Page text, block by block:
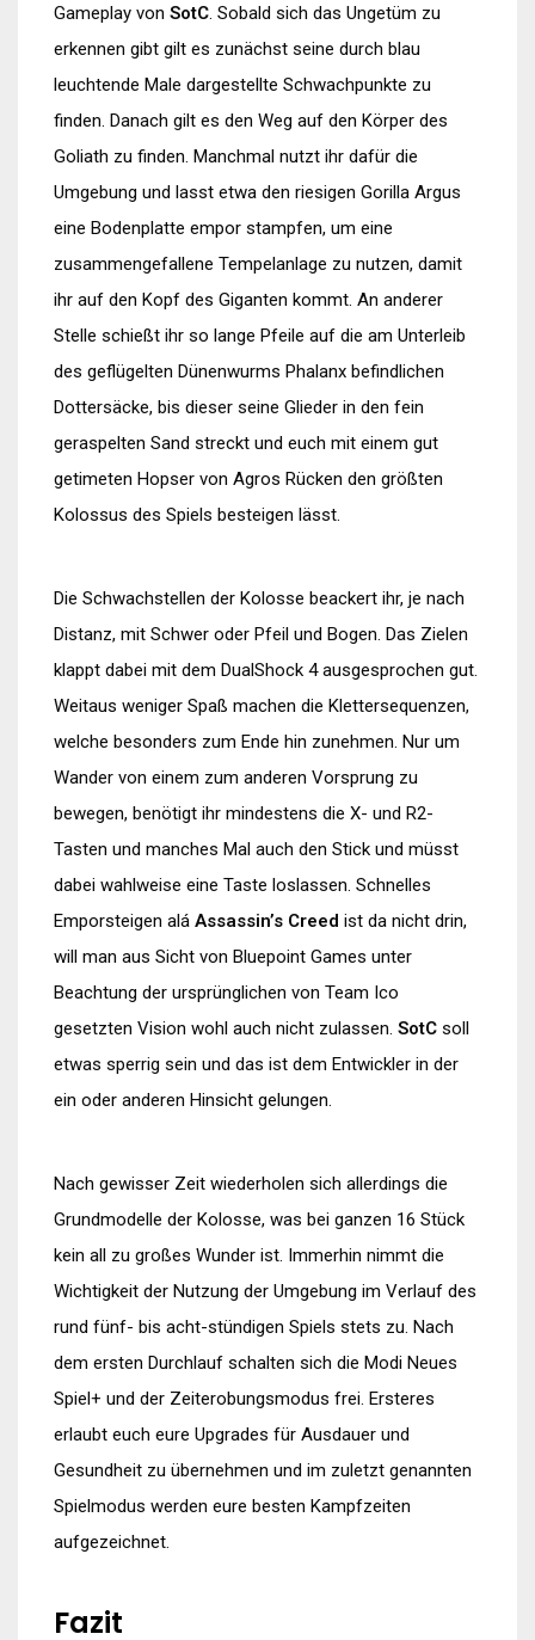
Gameplay von SotC. Sobald sich das Ungetüm zu
erkennen gibt gilt es zunächst seine durch blau
leuchtende Male dargestellte Schwachpunkte zu
finden. Danach gilt es den Weg auf den Körper des
Goliath zu finden. Manchmal nutzt ihr dafür die
Umgebung und lasst etwa den riesigen Gorilla Argus
eine Bodenplatte empor stampfen, um eine
zusammengefallene Tempelanlage zu nutzen, damit
ihr auf den Kopf des Giganten kommt. An anderer
Stelle schießt ihr so lange Pfeile auf die am Unterleib
des geflügelten Dünenwurms Phalanx befindlichen
Dottersäcke, bis dieser seine Glieder in den fein
geraspelten Sand streckt und euch mit einem gut
getimeten Hopser von Agros Rücken den größten
Kolossus des Spiels besteigen lässt.
Die Schwachstellen der Kolosse beackert ihr, je nach
Distanz, mit Schwer oder Pfeil und Bogen. Das Zielen
klappt dabei mit dem DualShock 4 ausgesprochen gut.
Weitaus weniger Spaß machen die Klettersequenzen,
welche besonders zum Ende hin zunehmen. Nur um
Wander von einem zum anderen Vorsprung zu
bewegen, benötigt ihr mindestens die X- und R2-
Tasten und manches Mal auch den Stick und müsst
dabei wahlweise eine Taste loslassen. Schnelles
Emporsteigen alá Assassin’s Creed ist da nicht drin,
will man aus Sicht von Bluepoint Games unter
Beachtung der ursprünglichen von Team Ico
gesetzten Vision wohl auch nicht zulassen. SotC soll
etwas sperrig sein und das ist dem Entwickler in der
ein oder anderen Hinsicht gelungen.
Nach gewisser Zeit wiederholen sich allerdings die
Grundmodelle der Kolosse, was bei ganzen 16 Stück
kein all zu großes Wunder ist. Immerhin nimmt die
Wichtigkeit der Nutzung der Umgebung im Verlauf des
rund fünf- bis acht-stündigen Spiels stets zu. Nach
dem ersten Durchlauf schalten sich die Modi Neues
Spiel+ und der Zeiterobungsmodus frei. Ersteres
erlaubt euch eure Upgrades für Ausdauer und
Gesundheit zu übernehmen und im zuletzt genannten
Spielmodus werden eure besten Kampfzeiten
aufgezeichnet.
Fazit